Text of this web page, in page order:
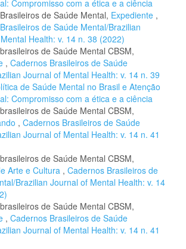
Compromisso com a ética e a ciência
de Saúde Mental, Expediente ,
de Saúde Mental/Brazilian
Health: v. 14 n. 38 (2022)
de Saúde Mental CBSM,
, Cadernos Brasileiros de Saúde
Journal of Mental Health: v. 14 n. 39
de Saúde Mental no Brasil e Atenção
Compromisso com a ética e a ciência
de Saúde Mental CBSM,
, Cadernos Brasileiros de Saúde
Journal of Mental Health: v. 14 n. 41
de Saúde Mental CBSM,
Arte e Cultura , Cadernos Brasileiros de
Brazilian Journal of Mental Health: v. 14
de Saúde Mental CBSM,
, Cadernos Brasileiros de Saúde
Journal of Mental Health: v. 14 n. 41